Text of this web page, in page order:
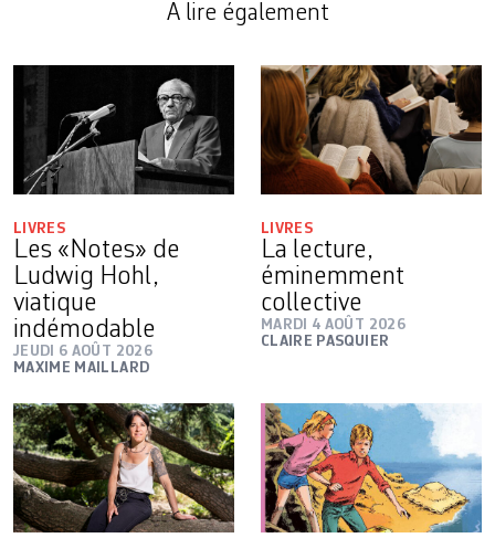
A lire également
LIVRES
Les «Notes» de
Ludwig Hohl,
viatique
indémodable
JEUDI 6 AOÛT 2026
MAXIME MAILLARD
LIVRES
La lecture,
éminemment
collective
MARDI 4 AOÛT 2026
CLAIRE PASQUIER